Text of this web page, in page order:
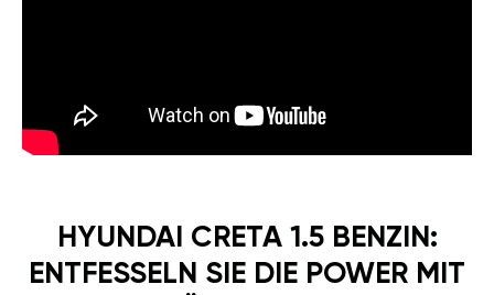
HYUNDAI CRETA 1.5 BENZIN:
ENTFESSELN SIE DIE POWER MIT